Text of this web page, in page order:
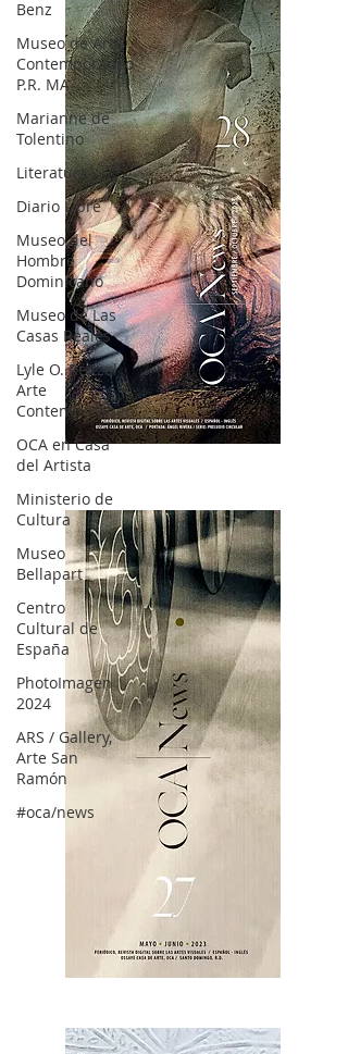
Benz
Museo de Arte
Contemporáneo
P.R. MA
Marianne de
Tolentino
Literatura
Diario Libre
Museo del
Hombre
Dominicano
Museo de Las
Casas Reales
Lyle O. Reitzel
Arte
Contemporáneo
OCA en Casa
del Artista
Ministerio de
Cultura
Museo
Bellapart
Centro
Cultural de
España
PhotoImagen
2024
ARS / Gallery,
Arte San
Ramón
#oca/news
OCA|News 28 / Julio-Agosto-Septiembre, 2023